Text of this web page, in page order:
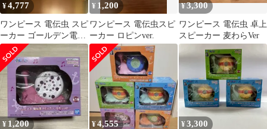
¥4,777
ワンピース 電伝虫 スピ
ーカー ゴールデン電伝
虫
¥ 1,200
ワンピース 電伝虫スピ
ーカー ロピンver.
¥3,300
ワンピース 電伝虫 卓上
スピーカー 麦わらVer
¥ 1,200 ¥4,555 ¥3,300